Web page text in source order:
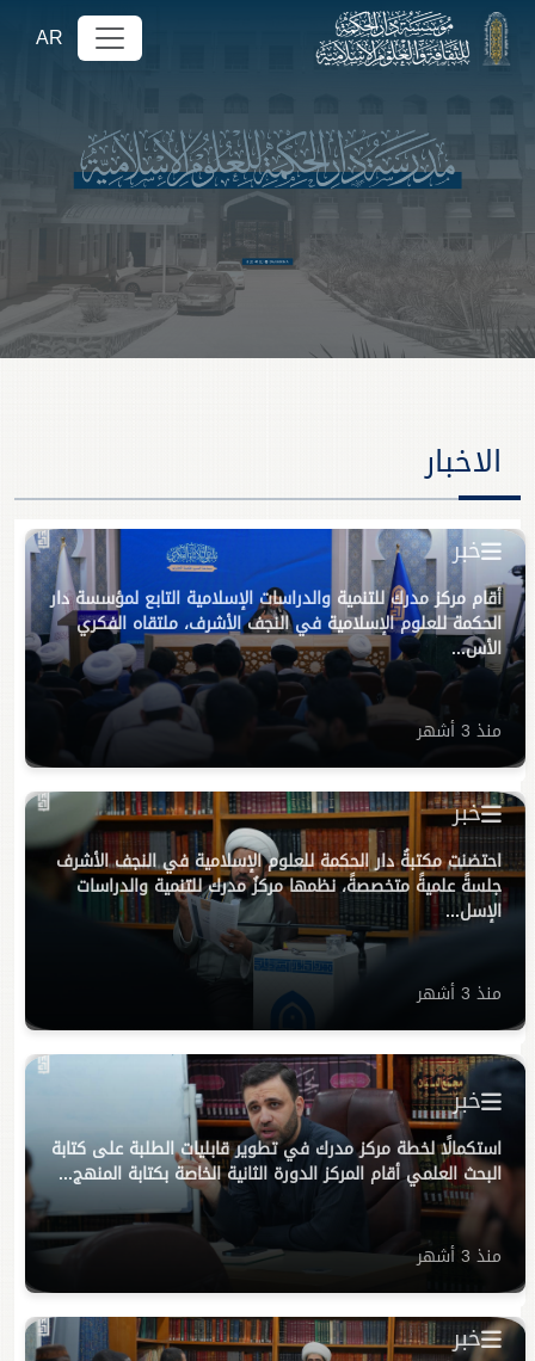
AR
الاخبار
خبر
أقام مركز مدرك للتنمية والدراسات الإسلامية التابع لمؤسسة دار
الحكمة للعلوم الإسلامية في النجف الأشرف، ملتقاه الفكري
الأس...
منذ 3 أشهر
خبر
احتضنت مكتبةُ دار الحكمة للعلوم الإسلامية في النجف الأشرف
جلسةً علميةً متخصصةً، نظمها مركزُ مدرك للتنمية والدراسات
الإسل...
منذ 3 أشهر
خبر
استكمالًا لخطة مركز مدرك في تطوير قابليات الطلبة على كتابة
البحث العلمي أقام المركز الدورة الثانية الخاصة بكتابة المنهج...
منذ 3 أشهر
خبر